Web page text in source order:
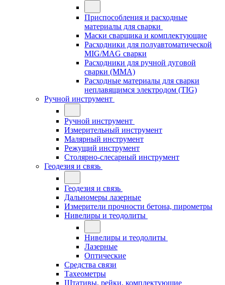
Приспособления и расходные
материалы для сварки
Маски сварщика и комплектующие
Расходники для полуавтоматической
MIG/MAG сварки
Расходники для ручной дуговой
сварки (MMA)
Расходные материалы для сварки
неплавящимся электродом (TIG)
Ручной инструмент
Ручной инструмент
Измерительный инструмент
Малярный инструмент
Режущий инструмент
Столярно-слесарный инструмент
Геодезия и связь
Геодезия и связь
Дальномеры лазерные
Измерители прочности бетона, пирометры
Нивелиры и теодолиты
Нивелиры и теодолиты
Лазерные
Оптические
Средства связи
Тахеометры
Штативы, рейки, комплектующие